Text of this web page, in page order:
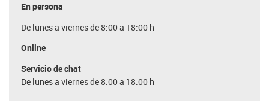
En persona
De lunes a viernes de 8:00 a 18:00 h
Online
Servicio de chat
De lunes a viernes de 8:00 a 18:00 h